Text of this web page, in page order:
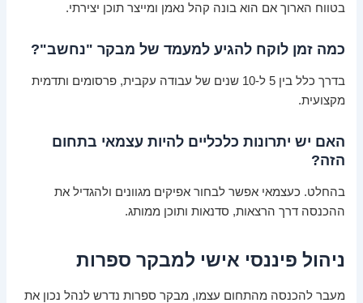
בטווח הארוך אם הוא בונה קהל נאמן ומייצר תוכן יצירתי.
כמה זמן לוקח להגיע למעמד של מבקר "נחשב"?
בדרך כלל בין 5 ל-10 שנים של עבודה עקבית, פרסומים ותדמית
מקצועית.
האם יש יתרונות כלכליים להיות עצמאי בתחום
הזה?
בהחלט. כעצמאי אפשר לבחור אפיקים מגוונים ולהגדיל את
ההכנסה דרך הרצאות, סדנאות ותוכן ממותג.
ניהול פיננסי אישי למבקר ספרות
מעבר להכנסה מהתחום עצמו, מבקר ספרות נדרש לנהל נכון את